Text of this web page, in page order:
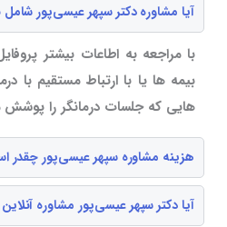
آیا مشاوره دکتر سپهر عیسی‌پور
با مراجعه به اطاعات بیشتر
بیمه ها یا با ارتباط مستقیم با
هایی که جلسات درمانگر را پوشش
هزینه مشاوره سپهر عیسی‌پور چقدر
آیا دکتر سپهر عیسی‌پور مشاوره